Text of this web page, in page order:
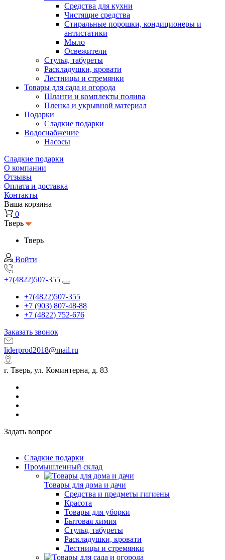
Средства для кухни
Чистящие средства
Стиральные порошки, кондиционеры и
антистатики
Мыло
Освежители
Стулья, табуреты
Раскладушки, кровати
Лестницы и стремянки
Товары для сада и огорода
Шланги и комплекты полива
Пленка и укрывной материал
Подарки
Cладкие подарки
Водоснабжение
Насосы
Сладкие подарки
О компании
Отзывы
Оплата и доставка
Контакты
Ваша корзина
0
Тверь
Тверь
Войти
+7(4822)507-355
+7(4822)507-355
+7 (903) 807-48-88
+7 (4822) 752-676
Заказать звонок
liderprod2018@mail.ru
г. Тверь, ул. Коминтерна, д. 83
Задать вопрос
Сладкие подарки
Промышленный склад
Товары для дома и дачи
Средства и предметы гигиены
Красота
Товары для уборки
Бытовая химия
Стулья, табуреты
Раскладушки, кровати
Лестницы и стремянки